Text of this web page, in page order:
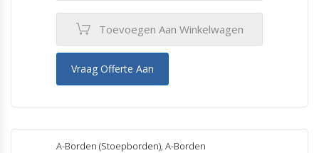
Toevoegen Aan Winkelwagen
Vraag Offerte Aan
A-Borden (Stoepborden), A-Borden